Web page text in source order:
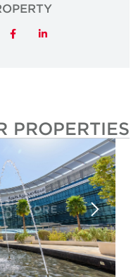
LinkedIn
PROPERTIES